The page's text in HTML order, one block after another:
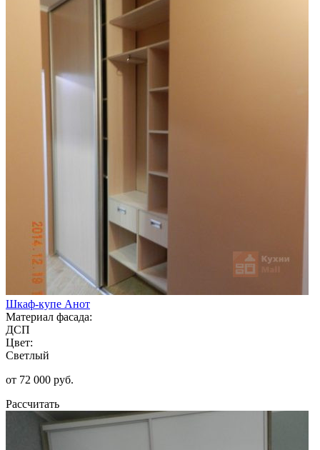
Шкаф-купе Анот
Материал фасада:
ДСП
Цвет:
Светлый
от 72 000 руб.
Рассчитать